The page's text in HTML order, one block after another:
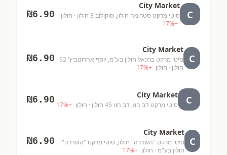
C
City Market
סיטי מרקט סטרומה חולון, סוקולוב 3 חולון
· חולון
+
17%
₪6.90
C
City Market
סיטי מרקט ברכאל חולון בע"מ, יוסף אהרונוביץ' 92
חולון · חולון +
17%
₪6.90
C
City Market
סיטי מרקט דב הוז, דב הוז 45 חולון · חולון +
17%
₪6.90
C
City Market
סיטי מרקט "השדרה" חולון, סיטי מרקט "השדרה"
חולון בע"מ· חולון +
17%
₪6.90